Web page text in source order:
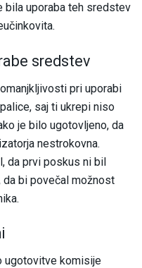
bila uporaba teh sredstev
sredstev
pri uporabi
saj ti ukrepi niso
je bilo ugotovljeno, da
nestrokovna.
da prvi poskus ni bil
da bi povečal možnost
ugotovitve komisije